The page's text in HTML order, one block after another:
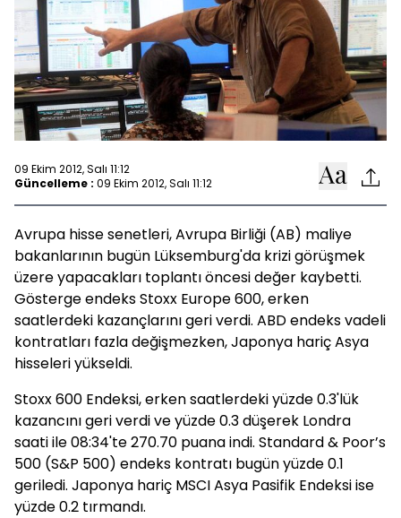
09 Ekim 2012, Salı 11:12
Güncelleme : 09 Ekim 2012, Salı 11:12
Avrupa hisse senetleri, Avrupa Birliği (AB) maliye
bakanlarının bugün Lüksemburg'da krizi görüşmek
üzere yapacakları toplantı öncesi değer kaybetti.
Gösterge endeks Stoxx Europe 600, erken
saatlerdeki kazançlarını geri verdi. ABD endeks vadeli
kontratları fazla değişmezken, Japonya hariç Asya
hisseleri yükseldi.
Stoxx 600 Endeksi, erken saatlerdeki yüzde 0.3'lük
kazancını geri verdi ve yüzde 0.3 düşerek Londra
saati ile 08:34'te 270.70 puana indi. Standard & Poor’s
500 (S&P 500) endeks kontratı bugün yüzde 0.1
geriledi. Japonya hariç MSCI Asya Pasifik Endeksi ise
yüzde 0.2 tırmandı.